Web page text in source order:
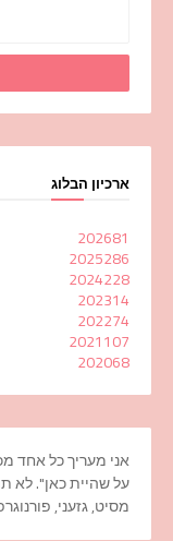
ארכיון הבלוג
202681
2025286
2024228
202314
202274
2021107
202068
אני מעריך כל אחד
על שהיית כאן". לא
מסיט, גזעני,